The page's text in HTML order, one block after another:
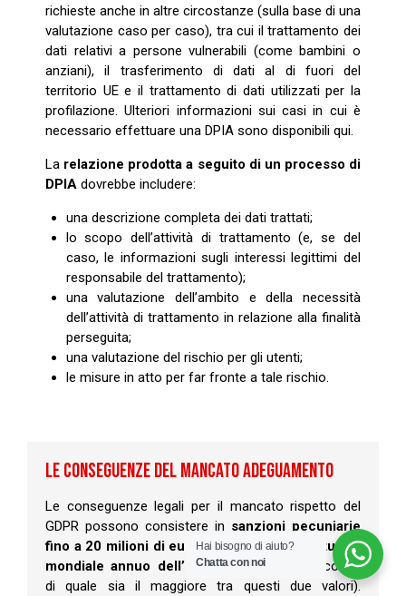
richieste anche in altre circostanze (sulla base di una
valutazione caso per caso), tra cui il trattamento dei
dati relativi a persone vulnerabili (come bambini o
anziani), il trasferimento di dati al di fuori del
territorio UE e il trattamento di dati utilizzati per la
profilazione. Ulteriori informazioni sui casi in cui è
necessario effettuare una DPIA sono disponibili qui.
La relazione prodotta a seguito di un processo di
DPIA dovrebbe includere:
una descrizione completa dei dati trattati;
lo scopo dell’attività di trattamento (e, se del
caso, le informazioni sugli interessi legittimi del
responsabile del trattamento);
una valutazione dell’ambito e della necessità
dell’attività di trattamento in relazione alla finalità
perseguita;
una valutazione del rischio per gli utenti;
le misure in atto per far fronte a tale rischio.
LE CONSEGUENZE DEL MANCATO ADEGUAMENTO
Le conseguenze legali per il mancato rispetto del
GDPR possono consistere in sanzioni pecuniarie
fino a 20 milioni di euro o fino al 4% del fatturato
mondiale annuo dell’organizzazione
(a seconda
di quale sia il maggiore tra questi due valori).
Hai bisogno di aiuto?
Chatta con noi